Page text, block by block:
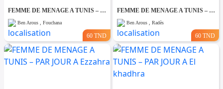
FEMME DE MENAGE A TUNIS – PAR JOUR A Fouchana
Ben Arous , Fouchana
60 TND
FEMME DE MENAGE A TUNIS – PAR JOUR A Rades
Ben Arous , Radès
60 TND